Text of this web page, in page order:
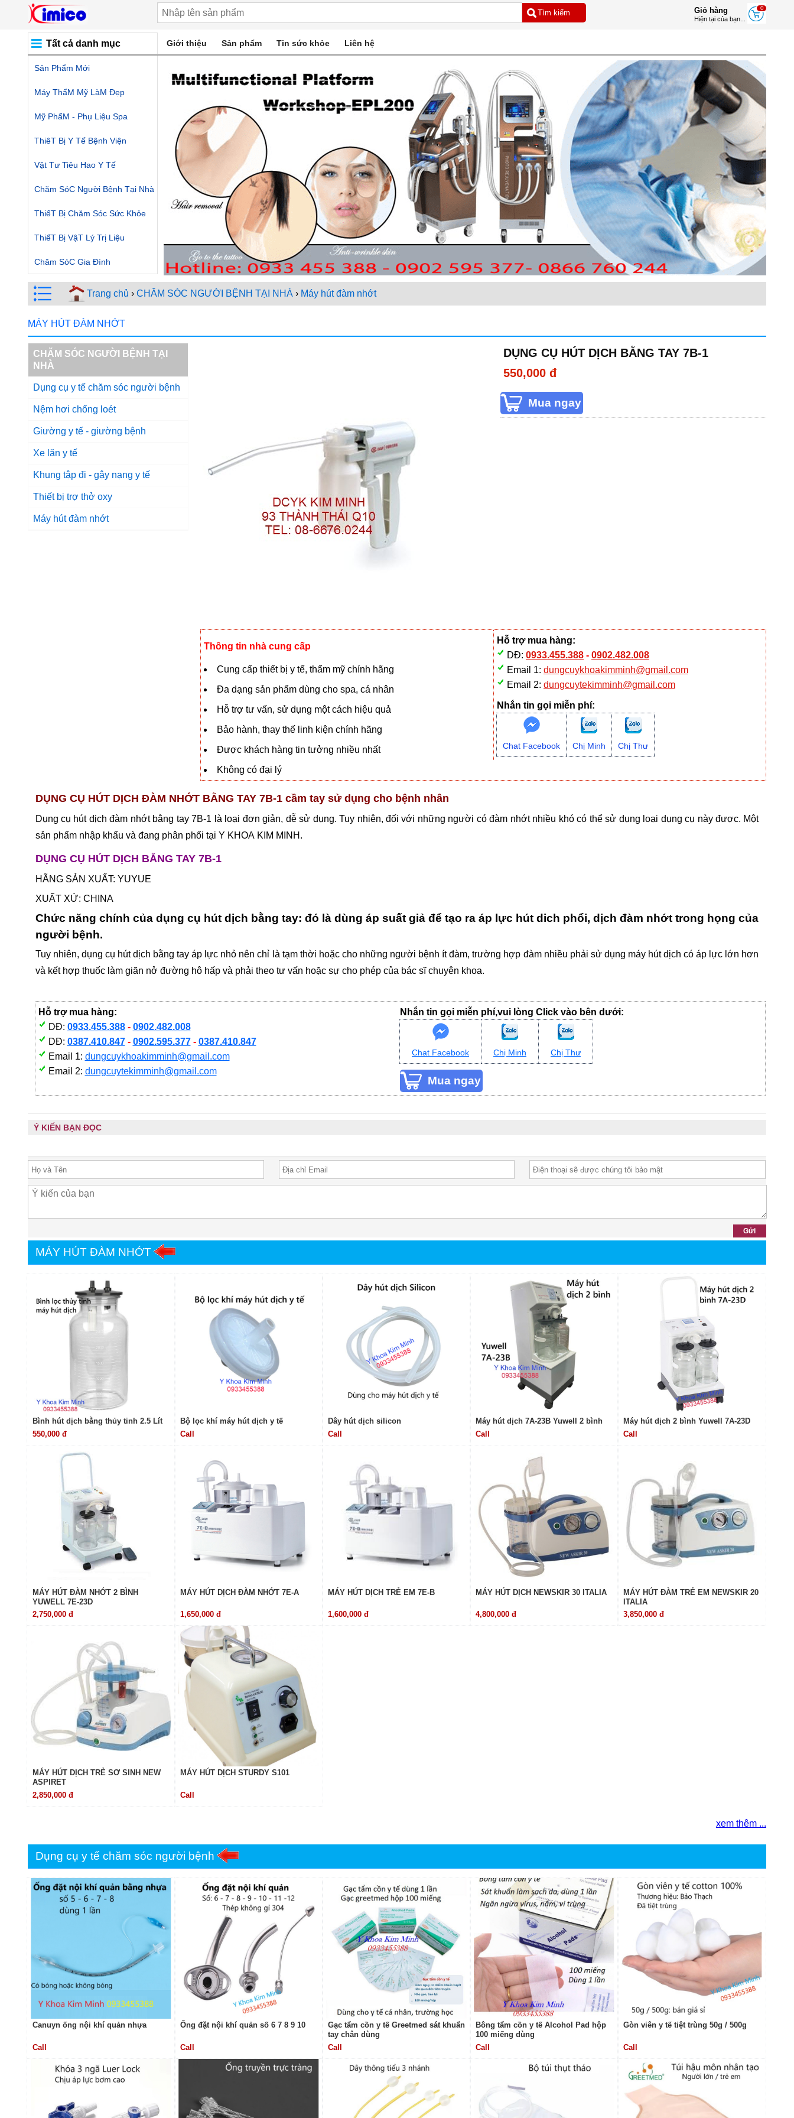
0
Giỏ hàng
Hiện tại của bạn...
Tất cả danh mục Giới thiệu Sản phẩm Tin sức khỏe Liên hệ
Sản Phẩm Mới
Máy ThẩM Mỹ LàM Đẹp
Mỹ PhẩM - Phụ Liệu Spa
ThiêT Bị Y Tế Bệnh Viện
Vật Tư Tiêu Hao Y Tế
Chăm SóC Người Bệnh Tại Nhà
ThiếT Bị Chăm Sóc Sức Khỏe
ThiếT Bị VậT Lý Trị Liệu
Chăm SóC Gia Đình
Trang chủ › CHĂM SÓC NGƯỜI BỆNH TẠI NHÀ › Máy hút đàm nhớt
MÁY HÚT ĐÀM NHỚT
CHĂM SÓC NGƯỜI BỆNH TẠI
NHÀ
Dụng cụ y tế chăm sóc người bệnh
Nệm hơi chống loét
Giường y tế - giường bệnh
Xe lăn y tế
Khung tập đi - gậy nạng y tế
Thiết bị trợ thở oxy
Máy hút đàm nhớt
DỤNG CỤ HÚT DỊCH BẰNG TAY 7B-1
550,000 đ
Hỗ trợ mua hàng:
DĐ: 0933.455.388 - 0902.482.008
Email 1: dungcuykhoakimminh@gmail.com
Email 2: dungcuytekimminh@gmail.com
Nhắn tin gọi miễn phí:
Chat Facebook Chị Minh Chị Thư
Thông tin nhà cung cấp
Cung cấp thiết bị y tế, thẩm mỹ chính hãng
Đa dạng sản phẩm dùng cho spa, cá nhân
Hỗ trợ tư vấn, sử dụng một cách hiệu quả
Bảo hành, thay thế linh kiện chính hãng
Được khách hàng tin tưởng nhiều nhất
Không có đại lý
DỤNG CỤ HÚT DỊCH ĐÀM NHỚT BẰNG TAY 7B-1 cầm tay sử dụng cho bệnh nhân
Dụng cụ hút dịch đàm nhớt bằng tay 7B-1 là loại đơn giản, dễ sử dụng. Tuy nhiên, đối với những người có đàm nhớt nhiều khó có thể sử dụng loại dụng cụ này được. Một
sản phẩm nhập khẩu và đang phân phối tại Y KHOA KIM MINH.
DỤNG CỤ HÚT DỊCH BẰNG TAY 7B-1
HÃNG SẢN XUẤT: YUYUE
XUẤT XỨ: CHINA
Chức năng chính của dụng cụ hút dịch bằng tay: đó là dùng áp suất giả để tạo ra áp lực hút dich phổi, dịch đàm nhớt trong họng của
người bệnh.
Tuy nhiên, dụng cụ hút dịch bằng tay áp lực nhỏ nên chỉ là tạm thời hoặc cho những người bệnh ít đàm, trường hợp đàm nhiều phải sử dụng máy hút dịch có áp lực lớn hơn
và kết hợp thuốc làm giãn nở đường hô hấp và phải theo tư vấn hoặc sự cho phép của bác sĩ chuyên khoa.
Hỗ trợ mua hàng:
DĐ: 0933.455.388- 0902.482.008
DĐ: 0387.410.847- 0902.595.377- 0387.410.847
Email 1: dungcuykhoakimminh@gmail.com
Email 2: dungcuytekimminh@gmail.com
Nhắn tin gọi miễn phí,vui lòng Click vào bên dưới:
Chat Facebook Chị Minh Chị Thư
Ý KIẾN BẠN ĐỌC
MÁY HÚT ĐÀM NHỚT
Bình hút dịch bằng thủy tinh 2.5 Lít
550,000 đ
Bộ lọc khí máy hút dịch y tế
Call
Dây hút dịch silicon
Call
Máy hút dịch 7A-23B Yuwell 2 bình
Call
Máy hút dịch 2 bình Yuwell 7A-23D
Call
MÁY HÚT ĐÀM NHỚT 2 BÌNH
YUWELL 7E-23D
2,750,000 đ
MÁY HÚT DỊCH ĐÀM NHỚT 7E-A
1,650,000 đ
MÁY HÚT DỊCH TRẺ EM 7E-B
1,600,000 đ
MÁY HÚT DỊCH NEWSKIR 30 ITALIA
4,800,000 đ
MÁY HÚT ĐÀM TRẺ EM NEWSKIR 20
ITALIA
3,850,000 đ
MÁY HÚT DỊCH TRẺ SƠ SINH NEW
ASPIRET
2,850,000 đ
MÁY HÚT DỊCH STURDY S101
Call
xem thêm ...
Dụng cụ y tế chăm sóc người bệnh
Canuyn ống nội khí quản nhựa
Call
Ống đặt nội khí quản số 6 7 8 9 10
Call
Gạc tẩm cồn y tế Greetmed sát khuẩn
tay chân dùng
Call
Bông tẩm cồn y tế Alcohol Pad hộp
100 miếng dùng
Call
Gòn viên y tế tiệt trùng 50g / 500g
Call